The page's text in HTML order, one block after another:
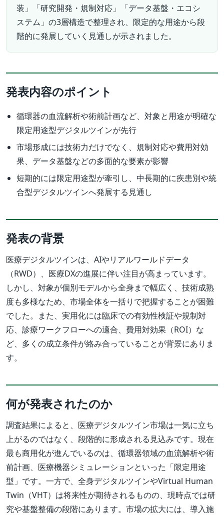
装」「研究開発・規制対応」「データ基盤・エコシ
ステム」の3層構造で整理され、限定的な用途から段
階的に発展していく見通しが示されました。
発表内容のポイント
循環器の血流解析や術前計画など、対象と用途が明確な
限定用途型デジタルツインが先行
市場形成には技術力だけでなく、規制対応や費用対効
果、データ基盤などの多面的な要素が影響
短期的には限定用途型が牽引し、中長期的に疾患別や統
合型デジタルツインへ発展する見通し
発表の背景
医療デジタルツインは、AIやリアルワールドデータ
（RWD）、医療DXの進展に伴い注目が高まっています。
しかし、対象が個別モデルから全身まで幅広く、技術成熟
度も多様なため、市場全体を一括りで把握することが困難
でした。また、実用化には臨床での有効性検証や規制対
応、診療ワークフローへの適合、費用対効果（ROI）な
ど、多くの成立条件が絡み合っていることが背景にありま
す。
何が発表されたのか
調査結果によると、医療デジタルツイン市場は一気に立ち
上がるのではなく、段階的に形成される見込みです。現在
最も商用化が進んでいるのは、循環器領域の血流解析や術
前計画、医療機器シミュレーションといった「限定用途
型」です。一方で、全身デジタルツインやVirtual Human
Twin（VHT）は将来性が期待されるものの、現時点では研
究や基盤整備の段階にあります。市場の拡大には、導入施